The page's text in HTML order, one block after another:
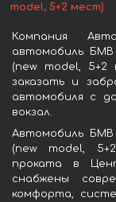
model, 5+2 мест)
Компания
автомобиль
(new model,
заказать и
автомобиля с
вокзал.
Автомобиль БМВ
(new model,
проката в
снабжены
комфорта,